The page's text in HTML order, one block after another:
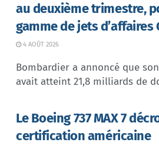
au deuxième trimestre,
gamme de jets d’affaires
4 AOÛT 2026
Bombardier a annoncé que
avait atteint 21,8 milliards de
Le Boeing 737 MAX 7
certification américaine